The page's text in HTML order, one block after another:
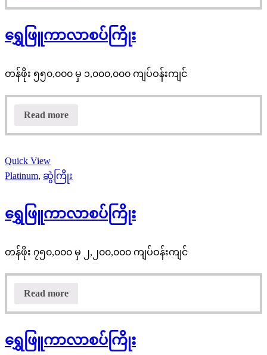
ရွှေဖြူကာလာစပ်ကြိုး
တန်ဖိုး ၅၅၀,၀၀၀ မှ ၁,၀၀၀,၀၀၀ ကျပ်ဝန်းကျင်
Read more
Quick View
Platinum, ဆွဲကြိုး
ရွှေဖြူကာလာစပ်ကြိုး
တန်ဖိုး ၇၅၀,၀၀၀ မှ ၂,၂၀၀,၀၀၀ ကျပ်ဝန်းကျင်
Read more
ရွှေဖြူကာလာစပ်ကြိုး